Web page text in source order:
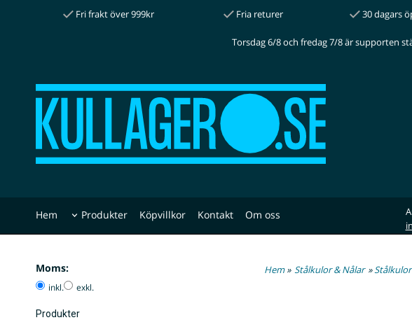
Fri frakt över 999kr Fria returer 30 dagars
Torsdag 6/8 och fredag 7/8 är supporten
Hem Produkter Köpvillkor Kontakt Om oss
Moms:
inkl. exkl.
Produkter
Hem» Stålkulor & Nålar »